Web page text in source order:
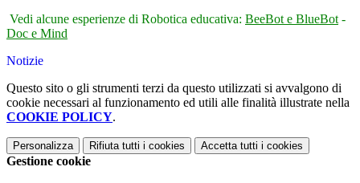
Vedi alcune esperienze di Robotica educativa: BeeBot e BlueBot -
Doc e Mind
Notizie
Questo sito o gli strumenti terzi da questo utilizzati si avvalgono di
cookie necessari al funzionamento ed utili alle finalità illustrate nella
COOKIE POLICY.
Personalizza Rifiuta tutti i cookies Accetta tutti i cookies
Gestione cookie